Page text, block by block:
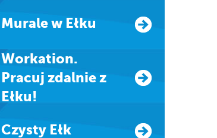
Murale w Ełku
Workation.
Pracuj zdalnie z
Ełku!
Czysty Ełk